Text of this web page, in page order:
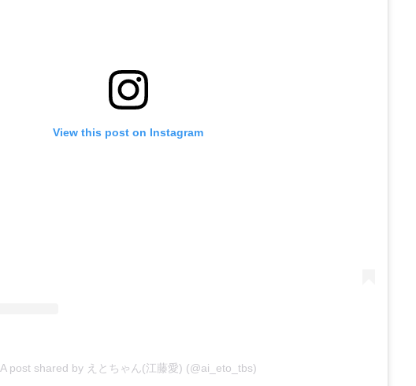
View this post on Instagram
A post shared by えとちゃん(江藤愛) (@ai_eto_tbs)